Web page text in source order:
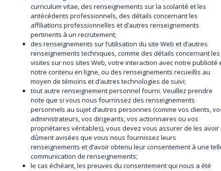
curriculum vitae, des renseignements sur la scolarité et les
antécédents professionnels, des détails concernant les
affiliations professionnelles et d’autres renseignements
pertinents à un recrutement;
des renseignements sur l’utilisation du site Web et d’autres
renseignements techniques, comme des détails concernant les
visites sur nos sites Web, votre interaction avec notre publicité
notre contenu en ligne, ou des renseignements recueillis au
moyen de témoins et d’autres technologies de suivi;
tout autre renseignement personnel fourni. Veuillez prendre
note que si vous nous fournissez des renseignements
personnels au sujet d’autres personnes (comme vos clients,
administrateurs, vos dirigeants, vos actionnaires ou vos
propriétaires véritables), vous devez vous assurer de les avoir
dûment avisées que vous nous fournissez leurs
renseignements et d’avoir obtenu leur consentement à une
communication de renseignements;
le cas échéant, les preuves du consentement qui nous a été